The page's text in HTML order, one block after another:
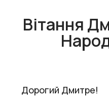
Вітання
Дорогий Дмитре!